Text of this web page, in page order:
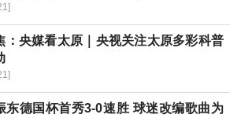
：央媒看太原｜央视关注太原多彩科普
东德国杯首秀3-0速胜 球迷改编歌曲为